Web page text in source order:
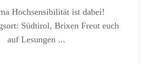
Hochsensibilität ist dabei!
Südtirol, Brixen Freut euch
auf Lesungen ...